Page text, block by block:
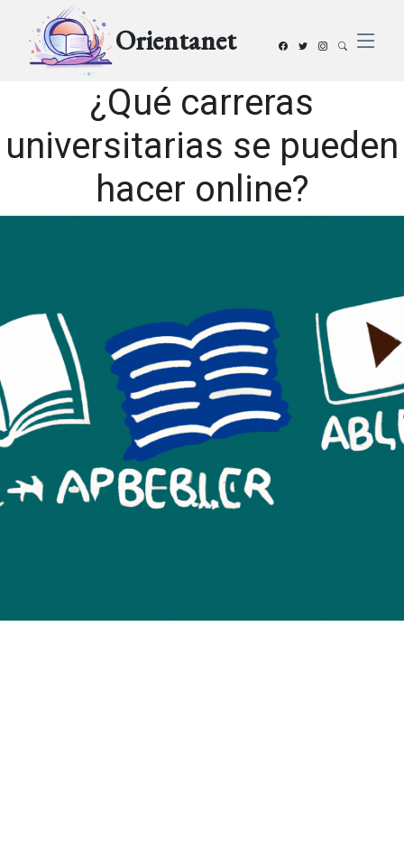
Orientanet
¿Qué carreras
universitarias se pueden
hacer online?